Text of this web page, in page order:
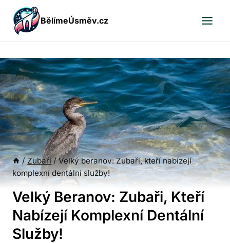
Přeskočit
obsah
BělímeÚsměv.cz
/ Zubaři / Velký beranov: Zubaři, kteří nabízejí
komplexní dentální služby!
Velký Beranov: Zubaři, Kteří
Nabízejí Komplexní Dentální
Služby!